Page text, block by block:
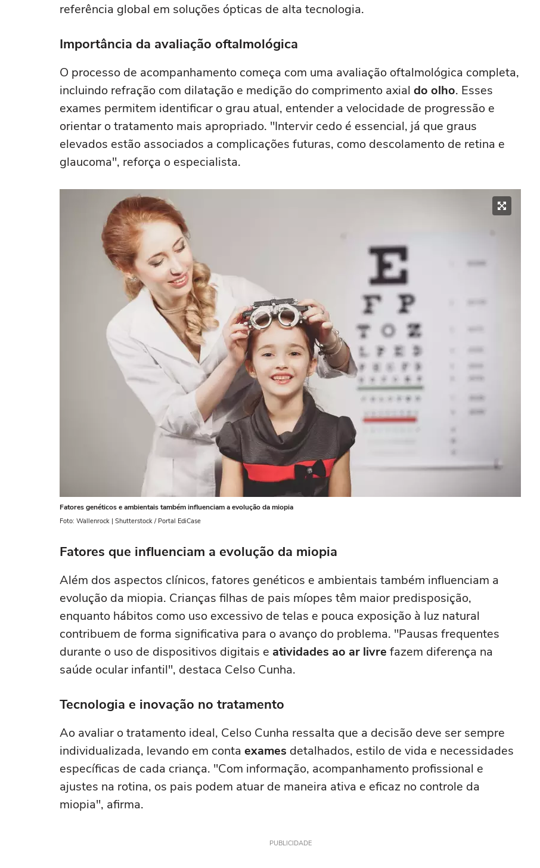
referência global em soluções ópticas de alta tecnologia.
Importância da avaliação oftalmológica
O processo de acompanhamento começa com uma avaliação oftalmológica completa,
incluindo refração com dilatação e medição do comprimento axial do olho. Esses
exames permitem identificar o grau atual, entender a velocidade de progressão e
orientar o tratamento mais apropriado. "Intervir cedo é essencial, já que graus
elevados estão associados a complicações futuras, como descolamento de retina e
glaucoma", reforça o especialista.
Fatores genéticos e ambientais também influenciam a evolução da miopia
Foto: Wallenrock | Shutterstock / Portal EdiCase
Fatores que influenciam a evolução da miopia
Além dos aspectos clínicos, fatores genéticos e ambientais também influenciam a
evolução da miopia. Crianças filhas de pais míopes têm maior predisposição,
enquanto hábitos como uso excessivo de telas e pouca exposição à luz natural
contribuem de forma significativa para o avanço do problema. "Pausas frequentes
durante o uso de dispositivos digitais e atividades ao ar livre fazem diferença na
saúde ocular infantil", destaca Celso Cunha.
Tecnologia e inovação no tratamento
Ao avaliar o tratamento ideal, Celso Cunha ressalta que a decisão deve ser sempre
individualizada, levando em conta exames detalhados, estilo de vida e necessidades
específicas de cada criança. "Com informação, acompanhamento profissional e
ajustes na rotina, os pais podem atuar de maneira ativa e eficaz no controle da
miopia", afirma.
PUBLICIDADE